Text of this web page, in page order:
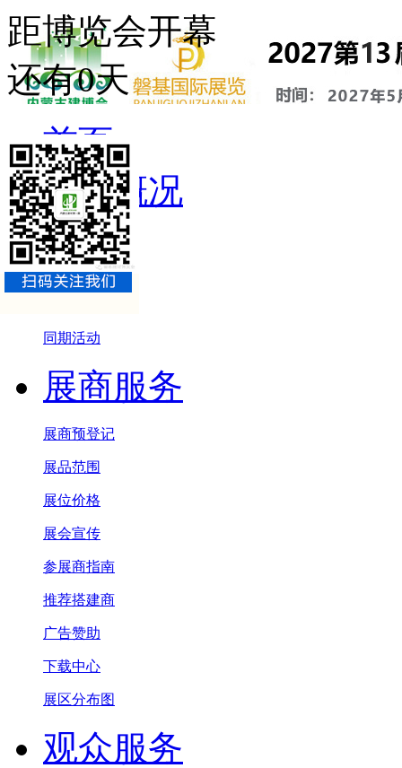
距博览会开幕
还有0天
首页
展会概况
展会介绍
组织机构
同期活动
展商服务
展商预登记
展品范围
展位价格
展会宣传
参展商指南
推荐搭建商
广告赞助
下载中心
展区分布图
观众服务